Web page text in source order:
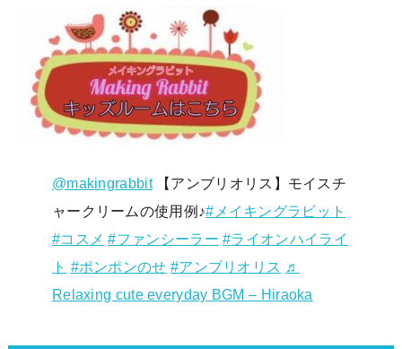
@makingrabbit【アンブリオリス】モイスチ
ャークリームの使用例♪#メイキングラビット
#コスメ #ファンシーラー #ライオンハイライ
ト #ポンポンのせ #アンブリオリス
♬
Relaxing cute everyday BGM – Hiraoka